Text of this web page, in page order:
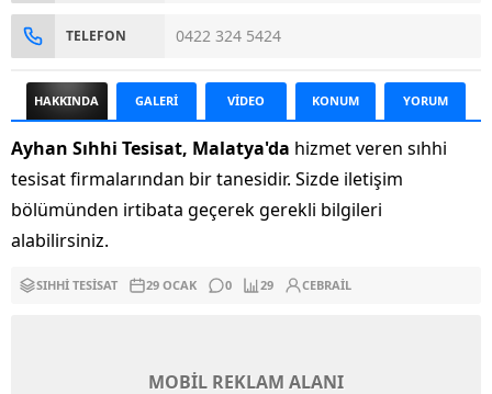
TELEFON 0422 324 5424
HAKKINDA GALERİ VİDEO KONUM YORUM
Ayhan Sıhhi Tesisat, Malatya'da hizmet veren sıhhi
tesisat firmalarından bir tanesidir. Sizde iletişim
bölümünden irtibata geçerek gerekli bilgileri
alabilirsiniz.
SIHHI TESISAT 29 OCAK 0 29 CEBRAIL
MOBİL REKLAM ALANI